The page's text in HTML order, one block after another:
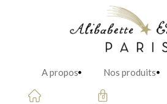
A propos Nos produits